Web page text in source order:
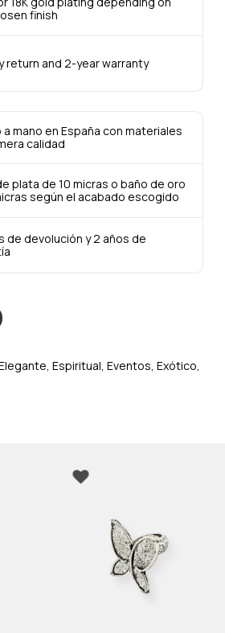
finish
return and 2-year warranty
a mano en España con materiales
calidad
plata de 10 micras o baño de oro
según el acabado escogido
de devolución y 2 años de
Espiritual Eventos Exótico